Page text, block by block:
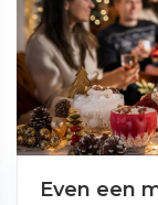
Even een